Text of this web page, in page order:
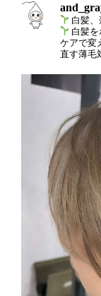
白髪
白髪
ケアで変
直す薄毛